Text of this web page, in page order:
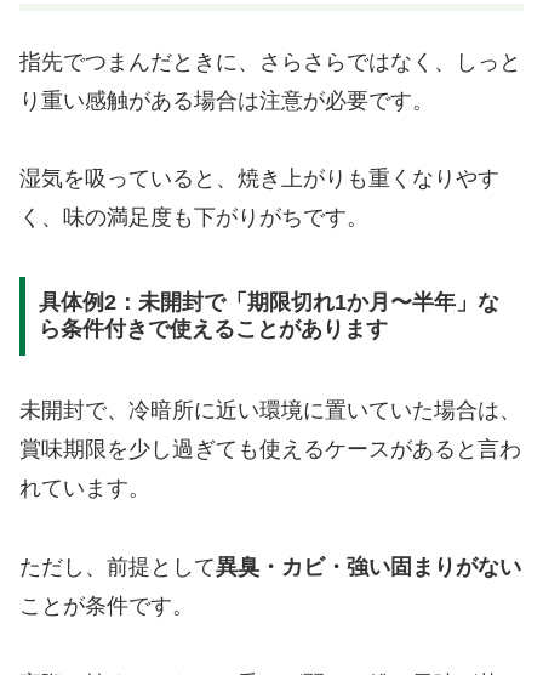
指先でつまんだときに、さらさらではなく、しっと
り重い感触がある場合は注意が必要です。
湿気を吸っていると、焼き上がりも重くなりやす
く、味の満足度も下がりがちです。
具体例2：未開封で「期限切れ1か月〜半年」な
ら条件付きで使えることがあります
未開封で、冷暗所に近い環境に置いていた場合は、
賞味期限を少し過ぎても使えるケースがあると言わ
れています。
ただし、前提として異臭・カビ・強い固まりがない
ことが条件です。